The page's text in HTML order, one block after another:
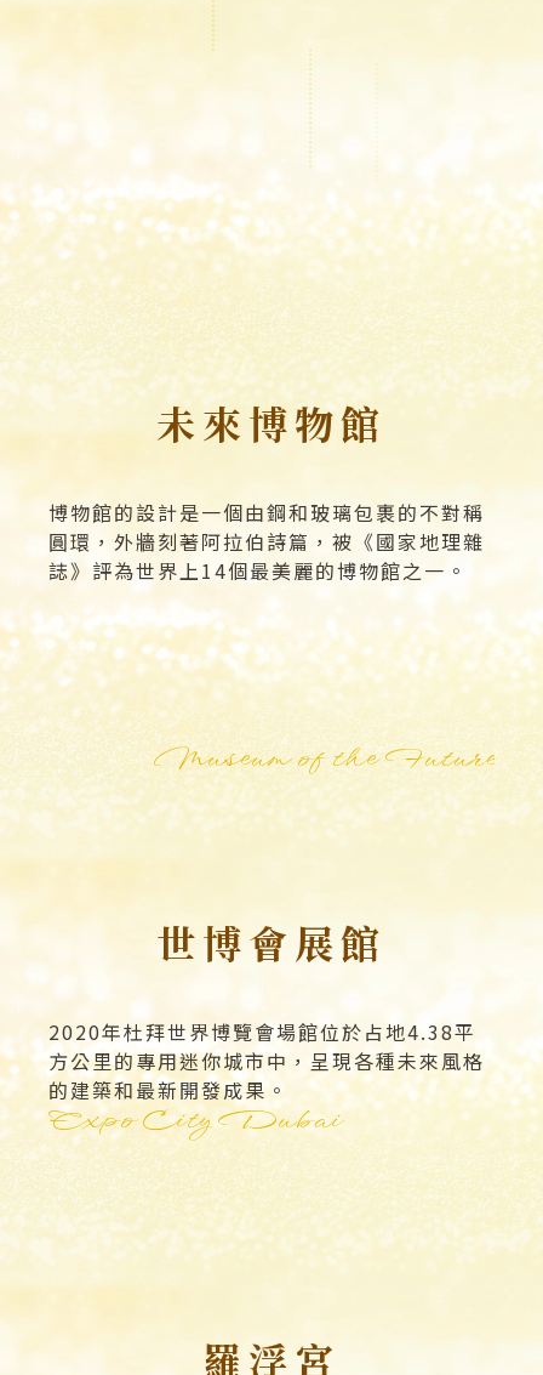
.........................
.........................
.........................
.........................
.........................
未來博物館
博物館的設計是一個由鋼和玻璃包裹的不對稱
圓環，外牆刻著阿拉伯詩篇，被《國家地理雜
誌》評為世界上14個最美麗的博物館之一。
Museum of the Future
世博會展館
2020年杜拜世界博覽會場館位於占地4.38平
方公里的專用迷你城市中，呈現各種未來風格
的建築和最新開發成果。
Expo City Dubai
羅浮宮